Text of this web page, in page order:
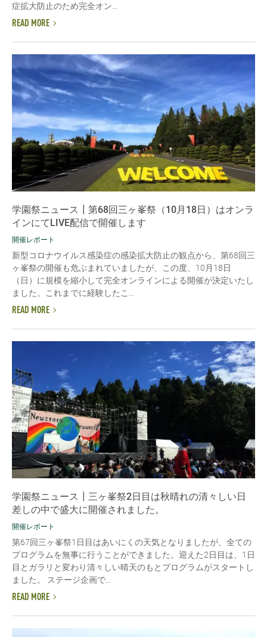
症拡大防止のため完全オン...
READ MORE
学園祭ニュース┃第68回三ヶ峯祭（10月18日）はオンラ
インにてLIVE配信で開催します
開催レポート
新型コロナウイルス感染症の感染拡大防止の観点から、第68回三
ヶ峯祭の開催も危ぶまれていましたが、この度、10月18日
（日）に規模を縮小して完全オンラインによる開催が決定いたし
ました。これまでに経験したこ...
READ MORE
学園祭ニュース┃三ヶ峯祭2日目は秋晴れの清々しい日
差しの中で盛大に開催されました。
開催レポート
第67回三ヶ峯祭1日目はあいにくの天気となりましたが、全ての
プログラムを無事に行うことができました。迎えた2日目は、1日
目とガラリと変わり清々しい晴天のもとプログラムがスタートし
ました。 ステージ企画で...
READ MORE